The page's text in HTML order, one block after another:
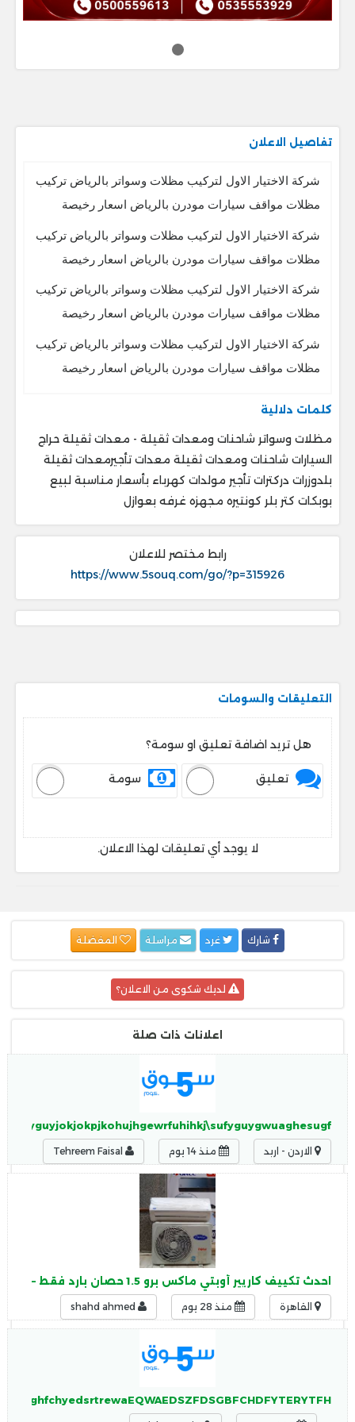
تفاصيل الاعلان
شركة الاختيار الاول لتركيب مظلات وسواتر بالرياض تركيب
مظلات مواقف سيارات مودرن بالرياض اسعار رخيصة
شركة الاختيار الاول لتركيب مظلات وسواتر بالرياض تركيب
مظلات مواقف سيارات مودرن بالرياض اسعار رخيصة
شركة الاختيار الاول لتركيب مظلات وسواتر بالرياض تركيب
مظلات مواقف سيارات مودرن بالرياض اسعار رخيصة
شركة الاختيار الاول لتركيب مظلات وسواتر بالرياض تركيب
مظلات مواقف سيارات مودرن بالرياض اسعار رخيصة
كلمات دلالية
مظلات وسواتر شاحنات ومعدات ثقيلة - معدات ثقيلة حراج
السيارات شاحنات ومعدات ثقيلة معدات تأجيرمعدات ثقيلة
بلدوزرات دركترات تأجير مولدات كهرباء بأسعار مناسبة لبيع
بوبكات كتر بلر كونتيره مجهزه غرفه بعوازل
رابط مختصر للاعلان
https://www.5souq.com/go/?p=315926
التعليقات والسومات
هل تريد اضافة تعليق او سومة؟
تعليق سومة
لا يوجد أي تعليقات لهذا الاعلان.
شارك غرد المفضلة
لديك شكوى من الاعلان؟
اعلانات ذات صلة
الاردن - اربد منذ 14 يوم
احدث تكييف كاريير أوبتي ماكس برو 1.5 حصان بارد فقط – سبليت
القاهرة منذ 28 يوم